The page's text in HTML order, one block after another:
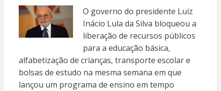
O governo do presidente Luiz
Inácio Lula da Silva bloqueou a
liberação de recursos públicos
para a educação básica,
alfabetização de crianças, transporte escolar e
bolsas de estudo na mesma semana em que
lançou um programa de ensino em tempo